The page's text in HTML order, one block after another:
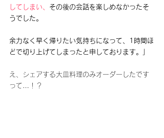
してしまい、 その後の会話を楽しめなかったそ
うでした。
余力なく早く帰りたい気持ちになって、1時間ほ
どで切り上げてしまったと申しております。」
え、シェアする大皿料理のみオーダーしたです
って…！？